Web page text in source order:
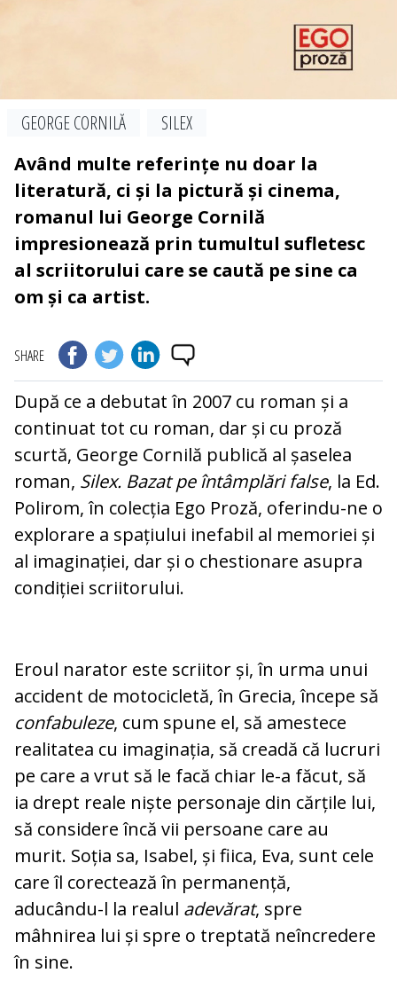
GEORGE CORNILĂ
SILEX
Având multe referințe nu doar la
literatură, ci și la pictură și cinema,
romanul lui George Cornilă
impresionează prin tumultul sufletesc
al scriitorului care se caută pe sine ca
om și ca artist.
SHARE
După ce a debutat în 2007 cu roman și a
continuat tot cu roman, dar și cu proză
scurtă, George Cornilă publică al șaselea
roman, Silex. Bazat pe întâmplări false, la Ed.
Polirom, în colecția Ego Proză, oferindu-ne o
explorare a spațiului inefabil al memoriei și
al imaginației, dar și o chestionare asupra
condiției scriitorului.
Eroul narator este scriitor și, în urma unui
accident de motocicletă, în Grecia, începe să
confabuleze, cum spune el, să amestece
realitatea cu imaginația, să creadă că lucruri
pe care a vrut să le facă chiar le-a făcut, să
ia drept reale niște personaje din cărțile lui,
să considere încă vii persoane care au
murit. Soția sa, Isabel, și fiica, Eva, sunt cele
care îl corectează în permanență,
aducându-l la realul adevărat, spre
mâhnirea lui și spre o treptată neîncredere
în sine.